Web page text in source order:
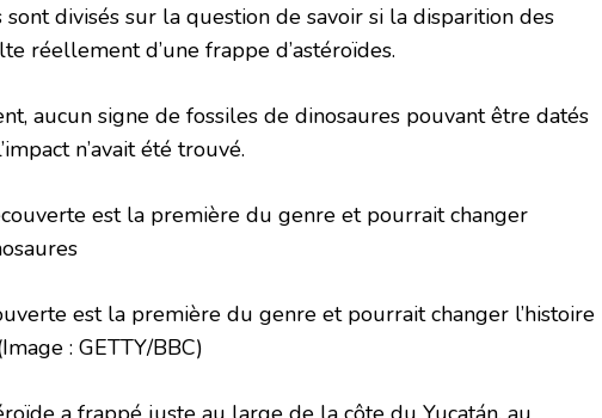
sont divisés sur la question de savoir si la disparition des
réellement d’une frappe d’astéroïdes.
aucun signe de fossiles de dinosaures pouvant être datés
n’avait été trouvé.
est la première du genre et pourrait changer l’histoire
: GETTY/BBC)